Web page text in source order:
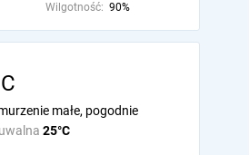
Wilgotność: 90%
25°C
małe, pogodnie